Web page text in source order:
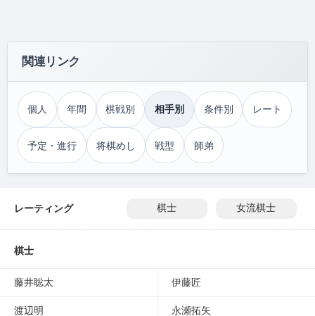
関連リンク
個人 年間 棋戦別 相手別 条件別 レート
予定・進行 将棋めし 戦型 師弟
レーティング 棋士 女流棋士
棋士
藤井聡太 伊藤匠
渡辺明 永瀬拓矢